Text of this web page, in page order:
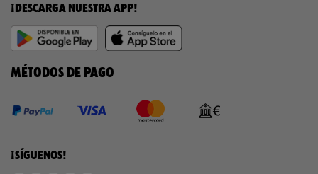
¡DESCARGA NUESTRA APP!
MÉTODOS DE PAGO
¡SÍGUENOS!